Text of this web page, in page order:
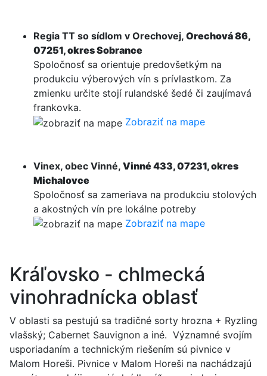
Regia TT so sídlom v Orechovej, Orechová 86,
07251, okres Sobrance
Spoločnosť sa orientuje predovšetkým na
produkciu výberových vín s prívlastkom. Za
zmienku určite stojí rulandské šedé či zaujímavá
frankovka.
Zobraziť na mape
Vinex, obec Vinné, Vinné 433, 07231, okres
Michalovce
Spoločnosť sa zameriava na produkciu stolových
a akostných vín pre lokálne potreby
Zobraziť na mape
Kráľovsko - chlmecká
vinohradnícka oblasť
V oblasti sa pestujú sa tradičné sorty hrozna + Ryzling
vlašský; Cabernet Sauvignon a iné. Významné svojím
usporiadaním a technickým riešením sú pivnice v
Malom Horeši. Pivnice v Malom Horeši na nachádzajú